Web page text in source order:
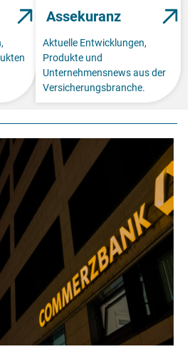
Assekuranz
Aktuelle Entwicklungen,
Produkte und
Unternehmensnews aus der
Versicherungsbranche.